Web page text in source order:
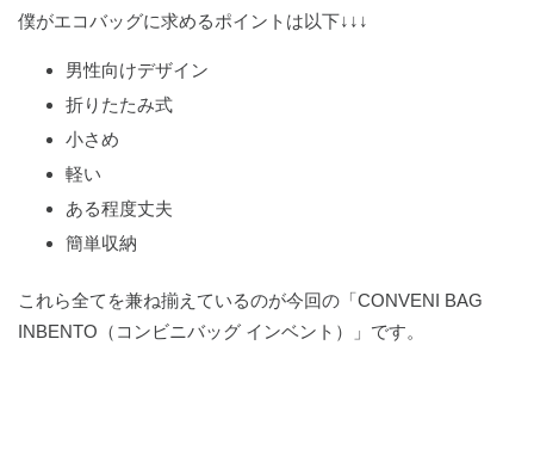
僕がエコバッグに求めるポイントは以下↓↓↓
男性向けデザイン
折りたたみ式
小さめ
軽い
ある程度丈夫
簡単収納
これら全てを兼ね揃えているのが今回の「CONVENI BAG
INBENTO（コンビニバッグ インベント）」です。